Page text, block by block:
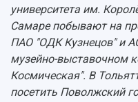
университета им.
Самаре побывают на
ПАО "ОДК Кузнецов" и
музейно-выставочном
Космическая". В
посетить Поволжский